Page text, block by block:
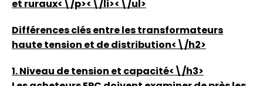
et ruraux<\/p><\/li><\/ul>
Différences clés entre les transformateurs
haute tension et de distribution<\/h2>
1. Niveau de tension et capacité<\/h3>